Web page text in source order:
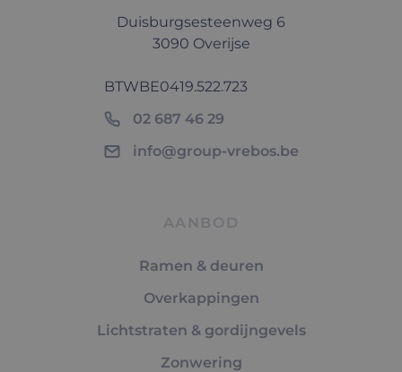
Duisburgsesteenweg 6
3090 Overijse
BTWBE0419.522.723
02 687 46 29
info@group-vrebos.be
AANBOD
Ramen & deuren
Overkappingen
Lichtstraten & gordijngevels
Zonwering